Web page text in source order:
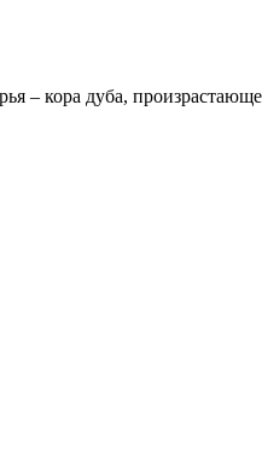
кора дуба,